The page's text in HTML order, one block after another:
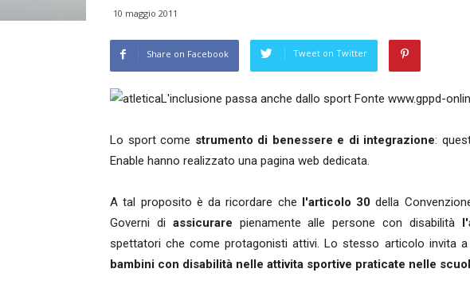
10 maggio 2011
Share on Facebook Tweet on Twitter
L'inclusione passa anche dallo sport Fonte www.gppd-
Lo sport come strumento di benessere e di integrazione:
Enable hanno realizzato una pagina web dedicata.
A tal proposito è da ricordare che l'articolo 30 della
Governi di assicurare pienamente alle persone con disabilità
spettatori che come protagonisti attivi. Lo stesso articolo invita a
bambini con disabilità nelle attivita sportive praticate nelle